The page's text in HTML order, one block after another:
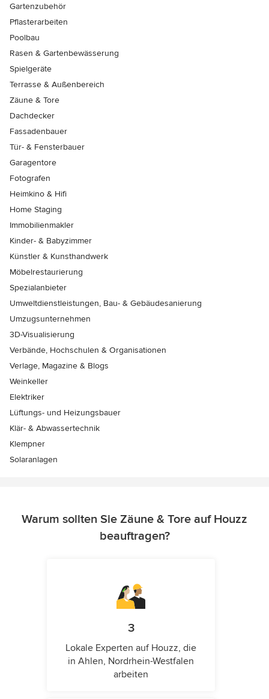
Gartenzubehör
Pflasterarbeiten
Poolbau
Rasen & Gartenbewässerung
Spielgeräte
Terrasse & Außenbereich
Zäune & Tore
Dachdecker
Fassadenbauer
Tür- & Fensterbauer
Garagentore
Fotografen
Heimkino & Hifi
Home Staging
Immobilienmakler
Kinder- & Babyzimmer
Künstler & Kunsthandwerk
Möbelrestaurierung
Spezialanbieter
Umweltdienstleistungen, Bau- & Gebäudesanierung
Umzugsunternehmen
3D-Visualisierung
Verbände, Hochschulen & Organisationen
Verlage, Magazine & Blogs
Weinkeller
Elektriker
Lüftungs- und Heizungsbauer
Klär- & Abwassertechnik
Klempner
Solaranlagen
Warum sollten Sie Zäune & Tore auf Houzz
beauftragen?
3
Lokale Experten auf Houzz, die
in Ahlen, Nordrhein-Westfalen
arbeiten